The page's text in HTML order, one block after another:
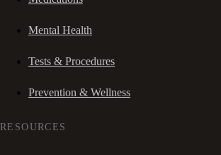
Mental Health
Tests & Procedures
Prevention & Wellness
RESOURCES